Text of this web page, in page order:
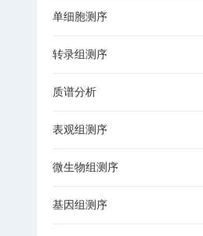
单细胞测序
转录组测序
质谱分析
表观组测序
微生物组测序
基因组测序